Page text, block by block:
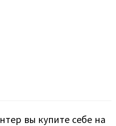
вы купите себе на